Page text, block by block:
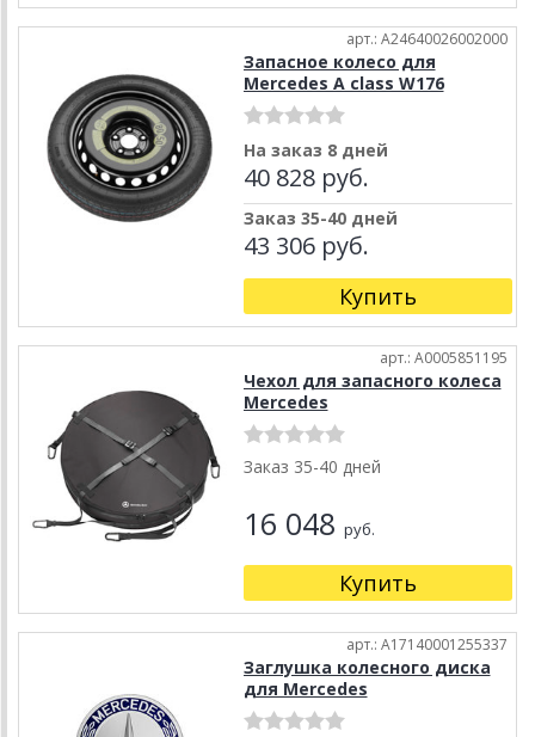
арт.: A24640026002000
Запасное колесо для
Mercedes A class W176
На заказ 8 дней
40 828 руб.
Заказ 35-40 дней
43 306 руб.
Купить
арт.: A0005851195
Чехол для запасного колеса
Mercedes
Заказ 35-40 дней
16 048 руб.
Купить
арт.: A17140001255337
Заглушка колесного диска
для Mercedes